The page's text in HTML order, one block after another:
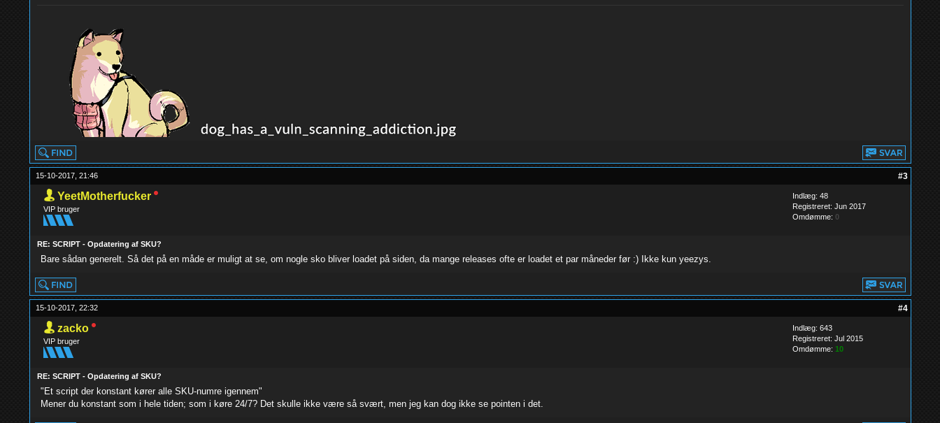
15-10-2017, 21:46 #3
YeetMotherfucker
VIP bruger
Indlæg: 48
Registreret: Jun 2017
Omdømme: 0
RE: SCRIPT - Opdatering af SKU?
Bare sådan generelt. Så det på en måde er muligt at se, om nogle sko bliver loadet på siden, da mange releases ofte er loadet et par måneder før :) Ikke kun yeezys.
15-10-2017, 22:32 #4
zacko
VIP bruger
Indlæg: 643
Registreret: Jul 2015
Omdømme: 10
RE: SCRIPT - Opdatering af SKU?
"Et script der konstant kører alle SKU-numre igennem"
Mener du konstant som i hele tiden; som i køre 24/7? Det skulle ikke være så svært, men jeg kan dog ikke se pointen i det.